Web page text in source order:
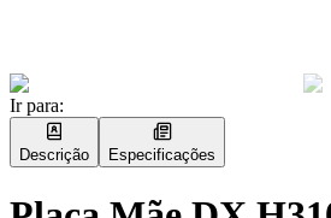
Ir para:
Descrição Especificações